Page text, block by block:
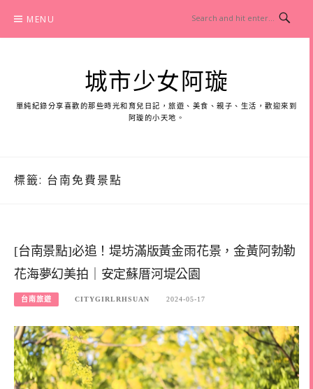
content
MENU
城市少女阿璇
單純紀錄分享喜歡的那些時光和育兒日記，旅遊、美食、親子、生活，歡迎來到
阿璇的小天地。
標籤: 台南免費景點
[台南景點]必追！堤坊滿版黃金雨花景，金黃阿勃勒
花海夢幻美拍｜安定蘇厝河堤公園
台南旅遊 CITYGIRLRHSUAN 2024-05-17